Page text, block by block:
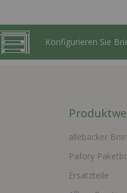
Konfigurieren Sie
allebacker
Pafory
Ersatzteile